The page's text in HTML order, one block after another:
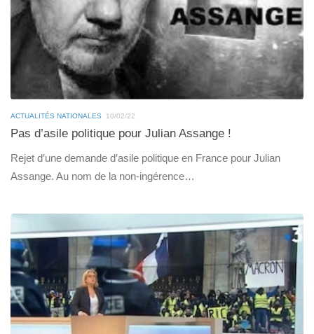
ACTUALITÉS NATIONALES 10/02/22
Pas d’asile politique pour Julian Assange !
Rejet d’une demande d’asile politique en France pour Julian
Assange. Au nom de la non-ingérence…